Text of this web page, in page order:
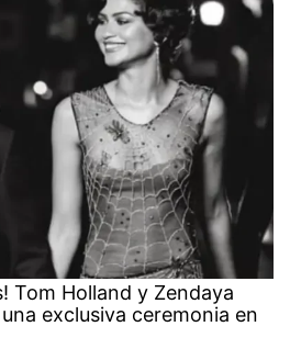
Tom Holland y Zendaya
exclusiva ceremonia en